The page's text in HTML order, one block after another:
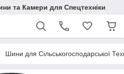
та Камери для Спецтехніки
Шини для Сільськогосподарської